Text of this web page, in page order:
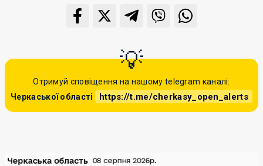
Отримуй сповіщення на нашому telegram каналі:
Черкаської області
https://t.me/cherkasy_open_alerts